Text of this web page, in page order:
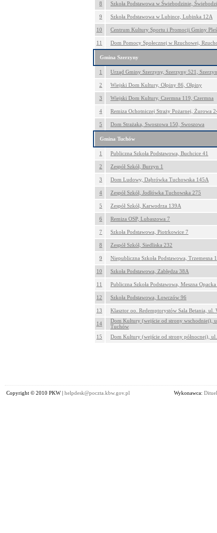
8
Szkoła Podstawowa w Świebodzinie,
9 Szkoła Podstawowa w Lubince, Lubinka 12A
10 Centrum Kultury Sportu i Promocji Gminy
11 Dom Pomocy Społecznej w Rzuchowej,
Gmina Szerzyny
1 Urząd Gminy Szerzyny, Szerzyny 521,
2 Wiejski Dom Kultury, Ołpiny 86, Ołpiny
3 Wiejski Dom Kultury, Czermna 119, Czermna
4 Remiza Ochotniczej Straży Pożarnej, Żurowa
5 Dom Strażaka, Swoszowa 150, Swoszowa
Gmina Tuchów
1 Publiczna Szkoła Podstawowa, Buchcice 41
2 Zespół Szkół, Burzyn 1
3 Dom Ludowy, Dąbrówka Tuchowska 145A
4 Zespół Szkół, Jodłówka Tuchowska 275
5 Zespół Szkół, Karwodrza 139A
6 Remiza OSP, Lubaszowa 7
7 Szkoła Podstawowa, Piotrkowice 7
8 Zespół Szkół, Siedliska 232
9 Niepubliczna Szkoła Podstawowa, Trzemesna
10 Szkoła Podstawowa, Zabłędza 38A
11 Publiczna Szkoła Podstawowa, Meszna
12 Szkoła Podstawowa, Łowczów 96
13 Klasztor oo. Redemptorystów Sala Betania, ul.
14
Dom Kultury (wejście od strony wschodniej),
Tuchów
15
Dom Kultury (wejście od strony północnej),
Copyright © 2010 PKW | helpdesk@poczta.kbw.gov.pl Wykonawca: